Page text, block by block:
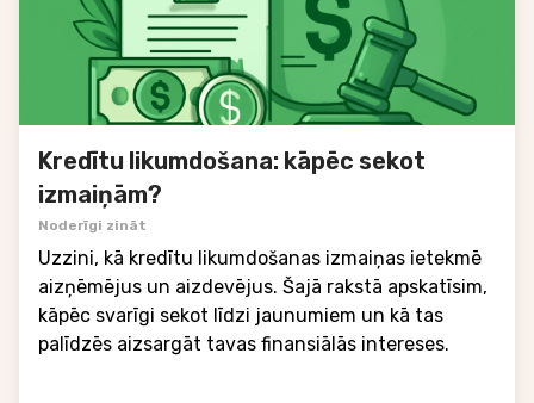
Kredītu likumdošana: kāpēc sekot
izmaiņām?
Noderīgi zināt
Uzzini, kā kredītu likumdošanas izmaiņas ietekmē
aizņēmējus un aizdevējus. Šajā rakstā apskatīsim,
kāpēc svarīgi sekot līdzi jaunumiem un kā tas
palīdzēs aizsargāt tavas finansiālās intereses.